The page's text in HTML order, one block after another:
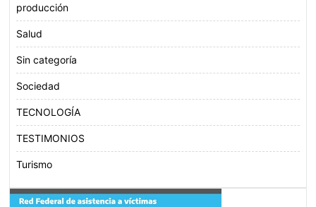
producción
Salud
Sin categoría
Sociedad
TECNOLOGÍA
TESTIMONIOS
Turismo